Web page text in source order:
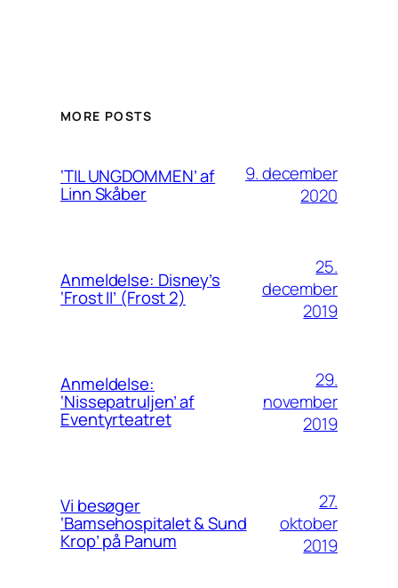
MORE POSTS
‘TIL UNGDOMMEN’ af
Linn Skåber
9. december
2020
Anmeldelse: Disney’s
‘Frost II’ (Frost 2)
25.
december
2019
Anmeldelse:
‘Nissepatruljen’ af
Eventyrteatret
29.
november
2019
Vi besøger
‘Bamsehospitalet & Sund
Krop’ på Panum
27.
oktober
2019